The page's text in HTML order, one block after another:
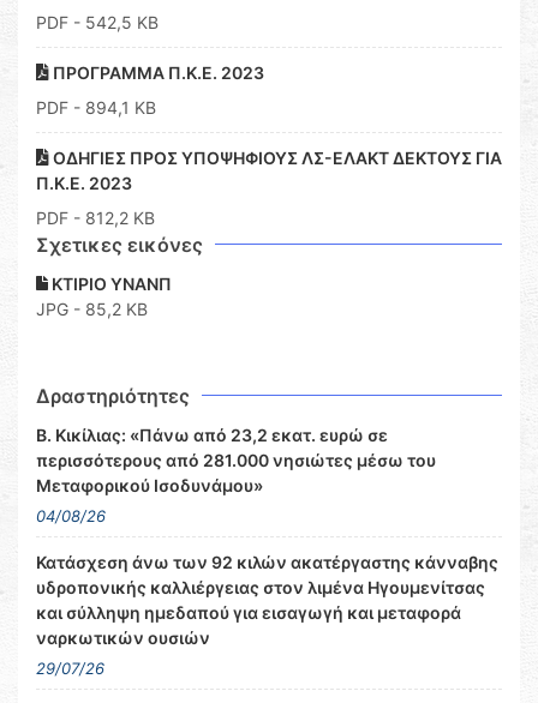
PDF - 542,5 KB
ΠΡΟΓΡΑΜΜΑ Π.Κ.Ε. 2023
PDF - 894,1 KB
ΟΔΗΓΙΕΣ ΠΡΟΣ ΥΠΟΨΗΦΙΟΥΣ ΛΣ-ΕΛΑΚΤ ΔΕΚΤΟΥΣ ΓΙΑ
Π.Κ.Ε. 2023
PDF - 812,2 KB
Σχετικες εικόνες
ΚΤΙΡΙΟ ΥΝΑΝΠ
JPG - 85,2 KB
Δραστηριότητες
Β. Κικίλιας: «Πάνω από 23,2 εκατ. ευρώ σε
περισσότερους από 281.000 νησιώτες μέσω του
Μεταφορικού Ισοδυνάμου»
04/08/26
Κατάσχεση άνω των 92 κιλών ακατέργαστης κάνναβης
υδροπονικής καλλιέργειας στον λιμένα Ηγουμενίτσας
και σύλληψη ημεδαπού για εισαγωγή και μεταφορά
ναρκωτικών ουσιών
29/07/26